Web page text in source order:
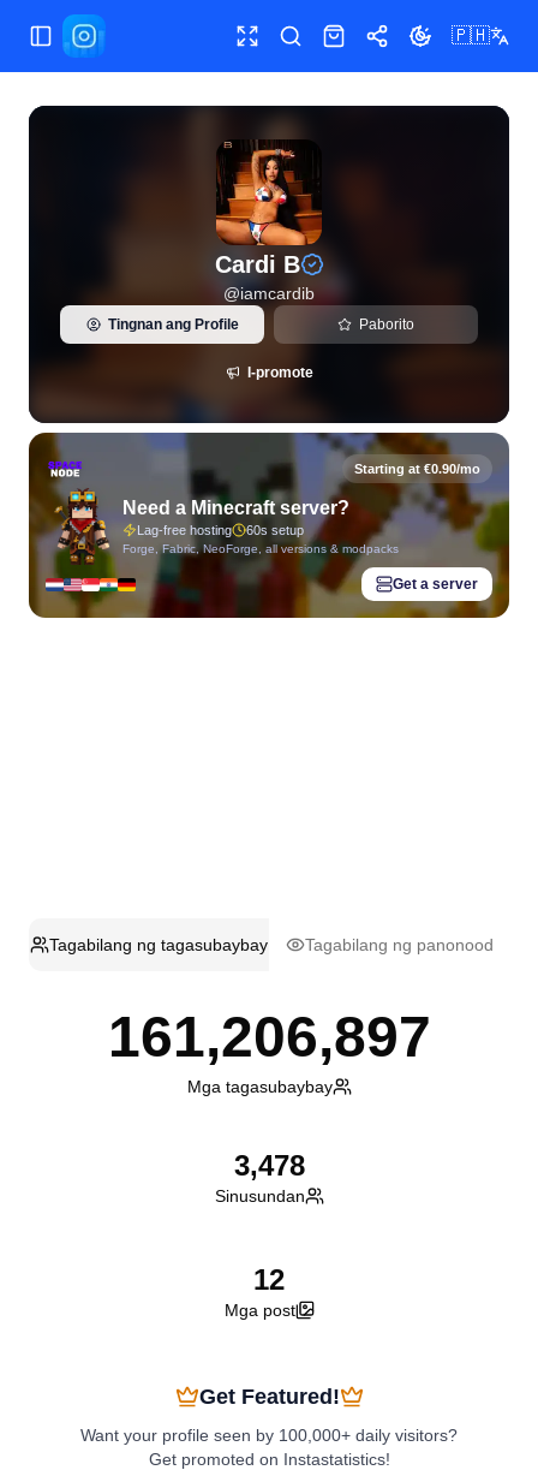
Buksan/isara ang menu Buong screen
Maghanap
ShopIbahagiPalitan ang
🇵🇭
Live na estadistika ng Instagram at pagsusuri ng
Cardi B
@iamcardib
Tingnan ang Profile Paborito
I-promote
Starting at €0.90/mo
Need a Minecraft server?
Lag-free hosting 60s setup
Forge, Fabric, NeoForge, all versions & modpacks
Get a server
Tagabilang ng tagasubaybay Tagabilang ng panonood
161,206,897
Mga tagasubaybay
3,478
Sinusundan
12
Mga post
Get Featured!
Want your profile seen by 100,000+ daily visitors?
Get promoted on Instastatistics!